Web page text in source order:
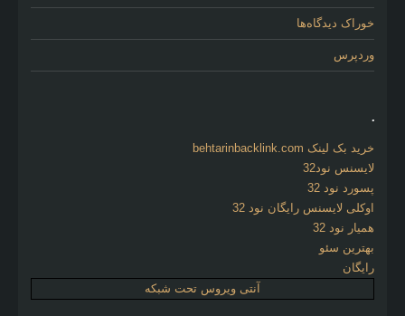
خوراک دیدگاه‌ها
وردپرس
.
خرید بک لینک behtarinbacklink.com
لایسنس نود32
پسورد نود 32
اوکلی لایسنس رایگان نود 32
همیار نود 32
بهترین سئو
رایگان
آنتی ویروس تحت شبکه